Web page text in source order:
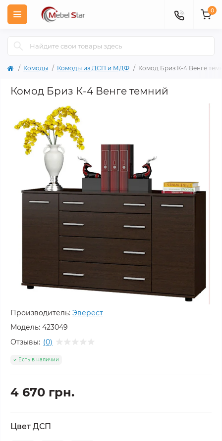
0
Комоды Комоды из ДСП и МДФ Комод Бриз К-4 Венге
Комод Бриз К-4 Венге темний
Производитель: Эверест
Модель: 423049
Отзывы: (0)
Есть в наличии
4 670 грн.
Цвет ДСП